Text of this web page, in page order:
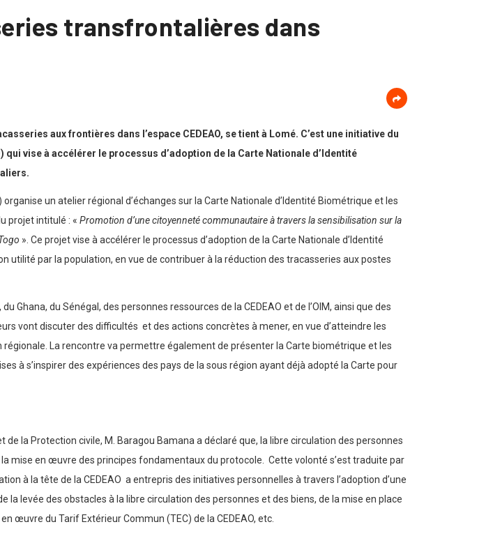
transfrontalières dans
aux frontières dans l’espace CEDEAO, se tient à Lomé. C’est une initiative du
qui vise à accélérer le processus d’adoption de la Carte Nationale d’Identité
un atelier régional d’échanges sur la Carte Nationale d’Identité Biométrique et les
projet intitulé : « Promotion d’une citoyenneté communautaire à travers la sensibilisation sur la
». Ce projet vise à accélérer le processus d’adoption de la Carte Nationale d’Identité
utilité par la population, en vue de contribuer à la réduction des tracasseries aux postes
Ghana, du Sénégal, des personnes ressources de la CEDEAO et de l’OIM, ainsi que des
vont discuter des difficultés et des actions concrètes à mener, en vue d’atteindre les
La rencontre va permettre également de présenter la Carte biométrique et les
à s’inspirer des expériences des pays de la sous région ayant déjà adopté la Carte pour
la Protection civile, M. Baragou Bamana a déclaré que, la libre circulation des personnes
mise en œuvre des principes fondamentaux du protocole. Cette volonté s’est traduite par
à la tête de la CEDEAO a entrepris des initiatives personnelles à travers l’adoption d’une
levée des obstacles à la libre circulation des personnes et des biens, de la mise en place
œuvre du Tarif Extérieur Commun (TEC) de la CEDEAO, etc.